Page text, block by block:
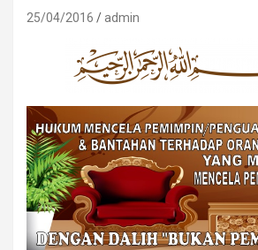
25/04/2016 admin